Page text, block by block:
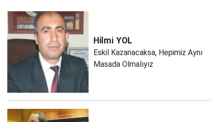
Hilmi YOL
Eskil Kazanacaksa, Hepimiz Aynı
Masada Olmalıyız